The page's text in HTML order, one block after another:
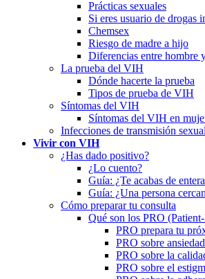
Prácticas sexuales
Si eres usuario de drogas
Chemsex
Riesgo de madre a hijo
Diferencias entre hombre
La prueba del VIH
Dónde hacerte la prueba
Tipos de prueba de VIH
Síntomas del VIH
Síntomas del VIH en
Infecciones de transmisión sexual
Vivir con VIH
¿Has dado positivo?
¿Lo cuento?
Guía: ¿Te acabas de
Guía: ¿Una persona
Cómo preparar tu consulta
Qué son los PRO
PRO prepara tu
PRO sobre
PRO sobre la
PRO sobre el